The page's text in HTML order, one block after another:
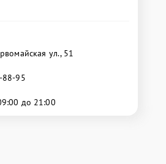
ул., 51
88-95
до 21:00